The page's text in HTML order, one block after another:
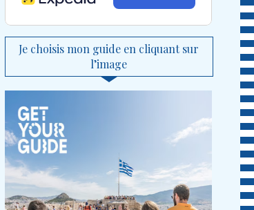
Je choisis mon guide en cliquant sur
l’image